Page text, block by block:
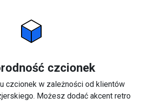
czcionek
czcionek w zależności od klientów
Możesz dodać akcent retro